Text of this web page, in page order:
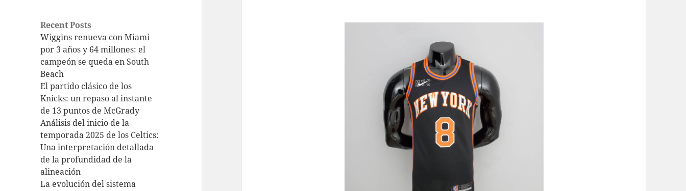
Recent Posts
Wiggins renueva con Miami
por 3 años y 64 millones: el
campeón se queda en South
Beach
El partido clásico de los
Knicks: un repaso al instante
de 13 puntos de McGrady
Análisis del inicio de la
temporada 2025 de los Celtics:
Una interpretación detallada
de la profundidad de la
alineación
La evolución del sistema